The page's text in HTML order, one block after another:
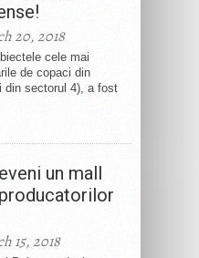
20, 2018
cele mai
de copaci din
din sectorul 4), a fost
un mall
15, 2018